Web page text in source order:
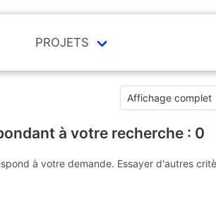
PROJETS
à votre recherche : 0
à votre demande. Essayer d'autres